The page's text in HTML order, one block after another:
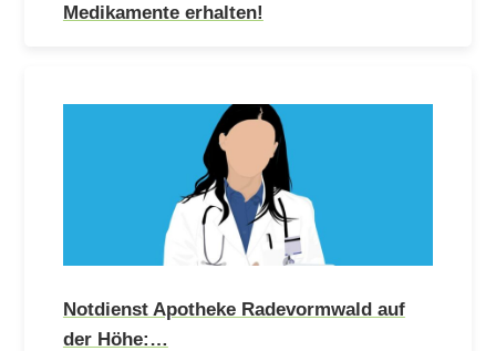
Medikamente erhalten!
Notdienst Apotheke Radevormwald auf
der Höhe:…